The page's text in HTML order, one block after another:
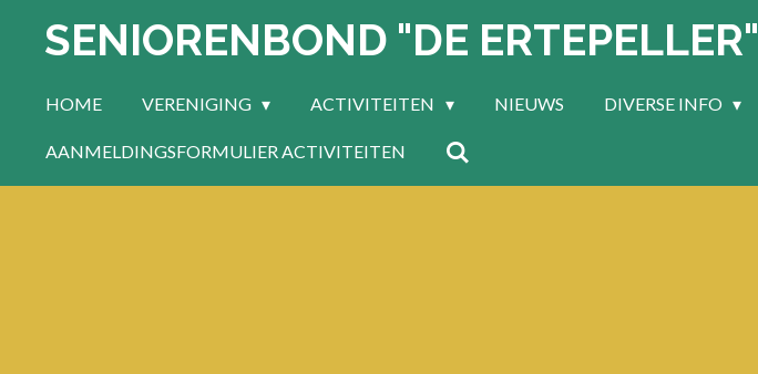
direct
hoofdinhoud
SENIORENBOND "DE ERTEPELLER"
HOME VERENIGING ACTIVITEITEN NIEUWS DIVERSE INFO
AANMELDINGSFORMULIER ACTIVITEITEN